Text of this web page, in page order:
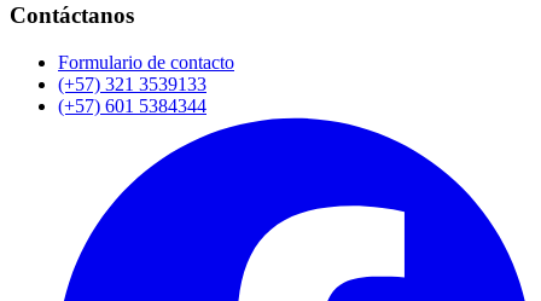
Contáctanos
Formulario de contacto
(+57) 321 3539133
(+57) 601 5384344